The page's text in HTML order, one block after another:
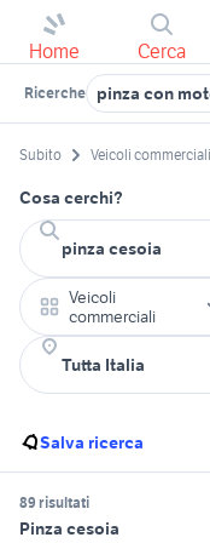
Home Cerca
Ricerche pinza con
Subito Veicoli commerciali
Cosa cerchi?
Veicoli
commerciali
Salva ricerca
89 risultati
Pinza cesoia